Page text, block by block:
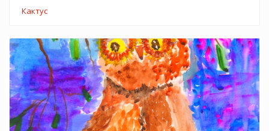
Кактус